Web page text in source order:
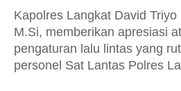
Kapolres Langkat David
M.Si, memberikan apresiasi
pengaturan lalu lintas yang
personel Sat Lantas Polres